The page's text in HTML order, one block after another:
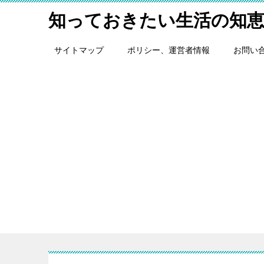
知っておきたい生活の知恵
サイトマップ ポリシー、運営者情報 お問い